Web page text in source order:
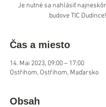
Je nutné sa nahlásiť
budove TIC Dudince!
Čas a miesto
14. Mai 2023, 09:00 – 17:00
Ostřihom, Ostřihom, Maďarsko
Obsah